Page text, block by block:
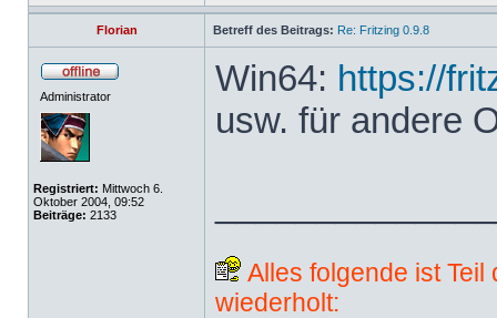
Florian Betreff des Beitrags: Re: Fritzing 0.9.8
Administrator
Registriert: Mittwoch 6.
Oktober 2004, 09:52
Beiträge: 2133
Win64: https://
usw. für andere
Alles folgende ist
wiederholt: